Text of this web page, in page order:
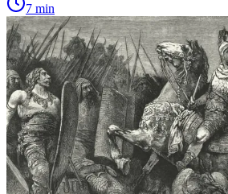
7 min